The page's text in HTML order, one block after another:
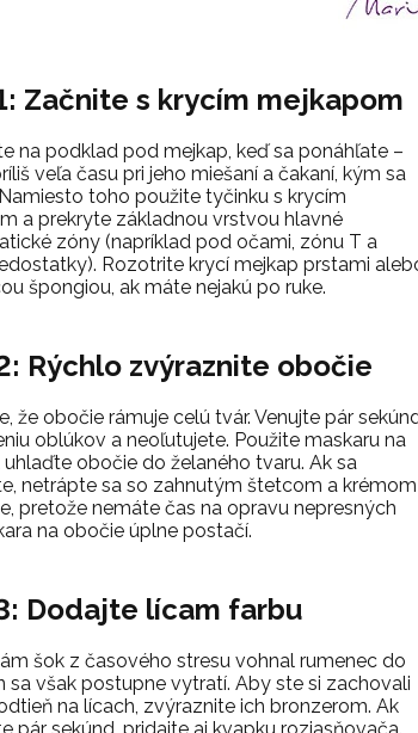
Začnite s krycím mejkapom
na podklad pod mejkap, keď sa ponáhľate –
veľa času pri jeho miešaní a čakaní, kým sa
toho použite tyčinku s krycím
a prekryte základnou vrstvou hlavné
zóny (napríklad pod očami, zónu T a
Rozotrite krycí mejkap prstami
špongiou, ak máte nejakú po ruke.
Rýchlo zvýraznite obočie
že obočie rámuje celú tvár. Venujte pár
oblúkov a neoľutujete. Použite maskaru na
obočie do želaného tvaru. Ak sa
netrápte sa so zahnutým štetcom a krémom
pretože nemáte čas na opravu nepresných
na obočie úplne postačí.
Dodajte lícam farbu
šok z časového stresu vohnal rumenec do
sa však postupne vytratí. Aby ste si zachovali
na lícach, zvýraznite ich bronzerom. Ak